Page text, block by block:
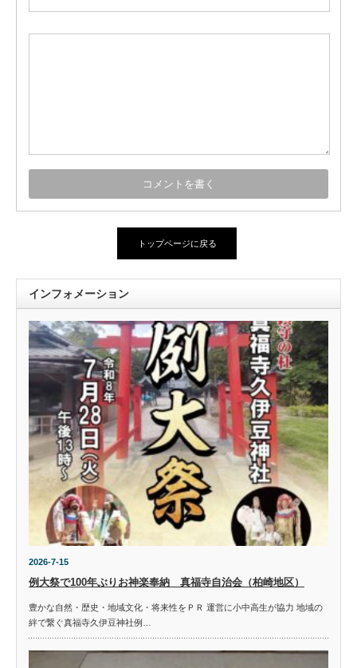
トップページに戻る
インフォメーション
2026-7-15
例大祭で100年ぶりお神楽奉納 真福寺自治会（柏崎地区）
豊かな自然・歴史・地域文化・将来性をＰＲ 運営に小中高生が協力 地域の
絆で繋ぐ真福寺久伊豆神社例…